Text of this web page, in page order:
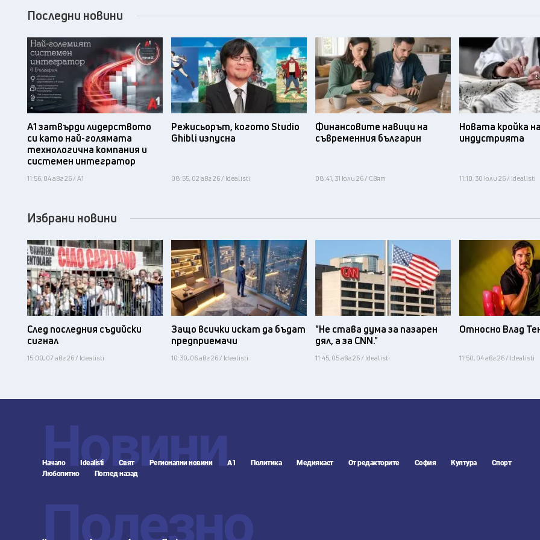
Последни новини
А1 затвърди лидерството
си като най-голямата
технологична компания и
системен интегратор
11:56, 04 авг 26 / А1
Режисьорът, когото Studio
Ghibli изпусна
08:55, 02 авг 26 / Idealisti
Финансовите навици на
съвременния българин
08:41, 31 юли 26 / Свят
Новата кройка
индустрията
11:10, 30 юли 26 / Idealisti
Избрани новини
След последния съдийски
сигнал
15:00, 07 авг 26 / Idealisti
Защо всички искат да бъдат
предприемачи
10:30, 06 авг 26 / Idealisti
"Не става дума за пазарен
дял, а за CNN."
11:45, 05 авг 26 / Idealisti
Относно Влад
11:50, 04 авг 26 / Idealisti
Новини
Начало Idealisti Свят Регионални новини А1 Политика Медиякаст От редакторите София Култура
Спорт
Любопитно
Поглед назад
Полезно